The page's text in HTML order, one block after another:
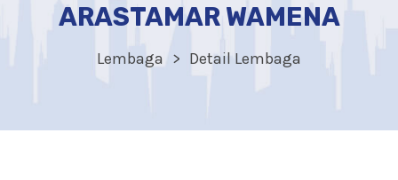
ARASTAMAR WAMENA
Lembaga Detail Lembaga